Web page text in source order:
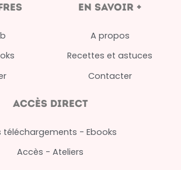
en savoir +
A propos
Recettes et astuces
Contacter
Accès direct
téléchargements - Ebooks
Accès - Ateliers